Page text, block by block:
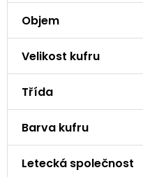
Objem
Velikost kufru
Třída
Barva kufru
Letecká společnost